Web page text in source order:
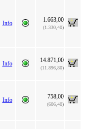
Info 1.663,00
(1.330,40)
Info 14.871,00
(11.896,80)
Info 758,00
(606,40)